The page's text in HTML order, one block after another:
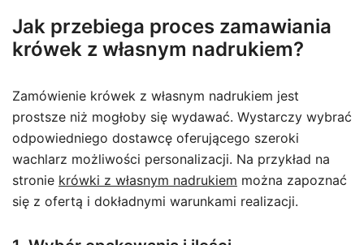
Jak przebiega proces zamawiania
krówek z własnym nadrukiem?
Zamówienie krówek z własnym nadrukiem jest
prostsze niż mogłoby się wydawać. Wystarczy wybrać
odpowiedniego dostawcę oferującego szeroki
wachlarz możliwości personalizacji. Na przykład na
stronie krówki z własnym nadrukiem można zapoznać
się z ofertą i dokładnymi warunkami realizacji.